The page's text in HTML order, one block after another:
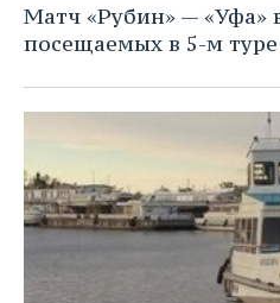
Матч «Рубин» — «Уфа»
посещаемых в 5-м